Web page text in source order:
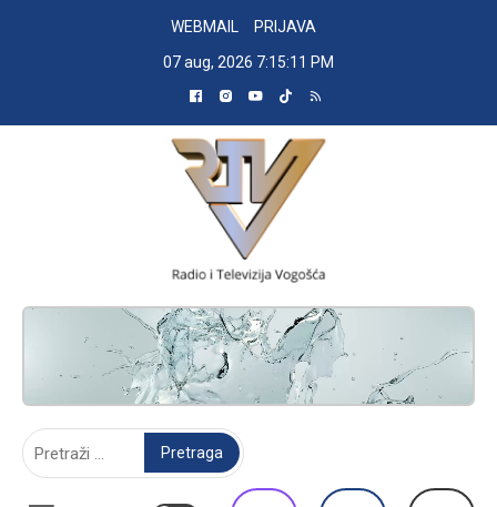
WEBMAIL
PRIJAVA
07 aug, 2026 7:15:12 PM
RADIO TELEVIZIJA VOGOŠĆA